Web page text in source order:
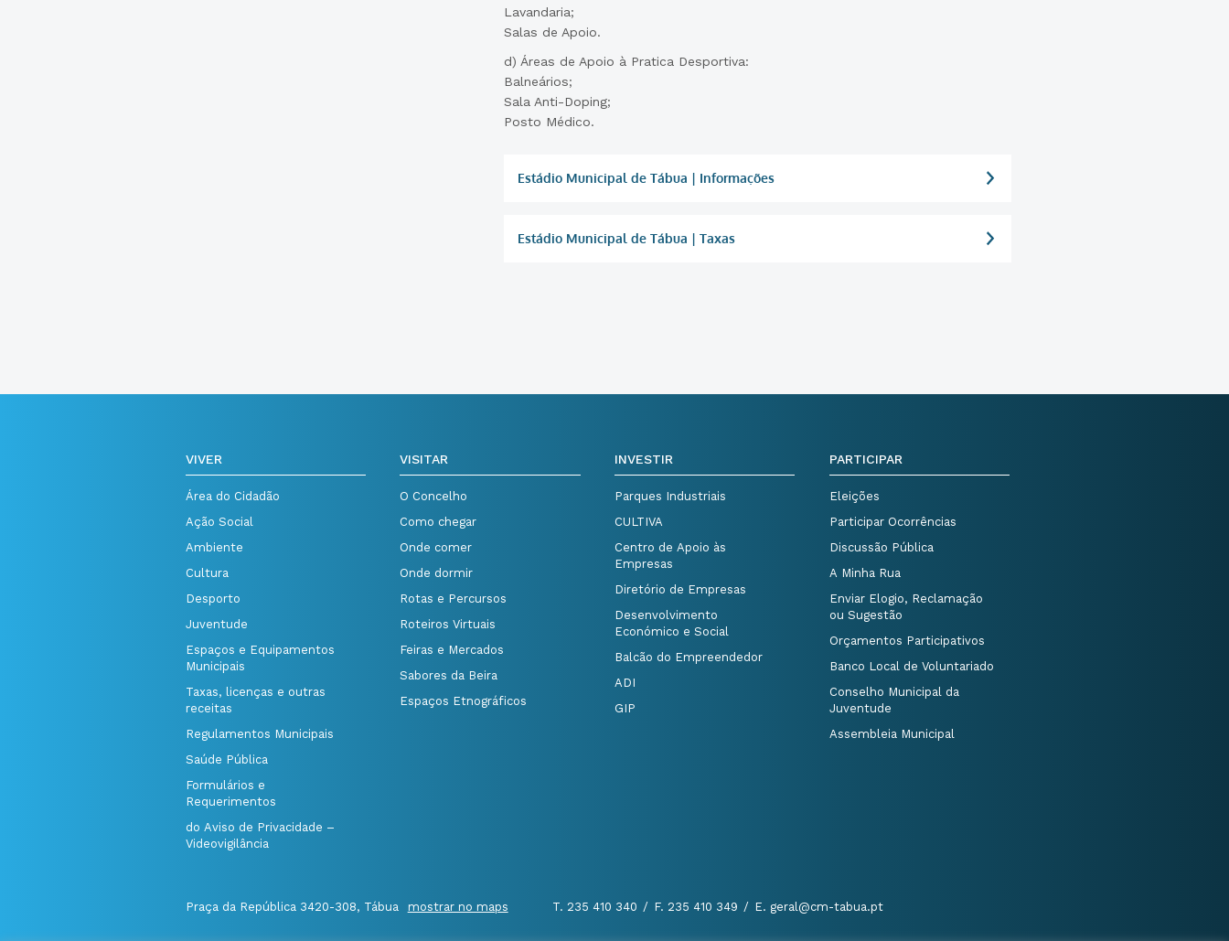
Lavandaria;
Salas de Apoio.
d) Áreas de Apoio à Pratica Desportiva:
Balneários;
Sala Anti-Doping;
Posto Médico.
Estádio Municipal de Tábua | Informações
Estádio Municipal de Tábua | Taxas
VIVER
Área do Cidadão
Ação Social
Ambiente
Cultura
Desporto
Juventude
Espaços e Equipamentos
Municipais
Taxas, licenças e outras
receitas
Regulamentos Municipais
Saúde Pública
Formulários e
Requerimentos
do Aviso de Privacidade –
Videovigilância
VISITAR
O Concelho
Como chegar
Onde comer
Onde dormir
Rotas e Percursos
Roteiros Virtuais
Feiras e Mercados
Sabores da Beira
Espaços Etnográficos
INVESTIR
Parques Industriais
CULTIVA
Centro de Apoio às
Empresas
Diretório de Empresas
Desenvolvimento
Económico e Social
Balcão do Empreendedor
ADI
GIP
PARTICIPAR
Eleições
Participar Ocorrências
Discussão Pública
A Minha Rua
Enviar Elogio, Reclamação
ou Sugestão
Orçamentos Participativos
Banco Local de Voluntariado
Conselho Municipal da
Juventude
Assembleia Municipal
Praça da República 3420-308, Tábua mostrar no maps T. 235 410 340 / F. 235 410 349 / E. geral@cm-tabua.pt